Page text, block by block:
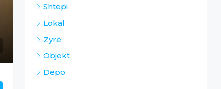
Shtëpi
Lokal
Zyrë
Objekt
Depo